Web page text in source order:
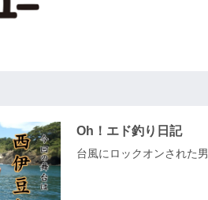
Oh！エド釣り日記
台風にロックオンされた男